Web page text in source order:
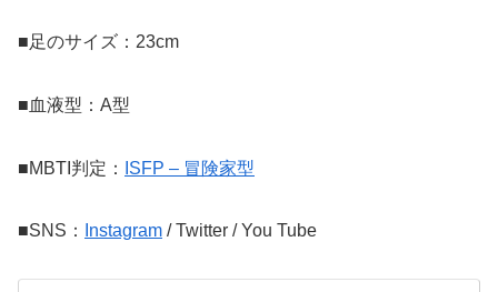
■足のサイズ：23cm
■血液型：A型
■MBTI判定： ISFP – 冒険家型
■SNS： Instagram / Twitter / You Tube